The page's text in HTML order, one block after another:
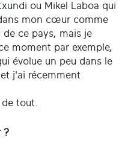
ou Mikel Laboa qui
mon cœur comme
ce pays, mais je
moment par exemple,
évolue un peu dans le
j'ai récemment
tout.
?